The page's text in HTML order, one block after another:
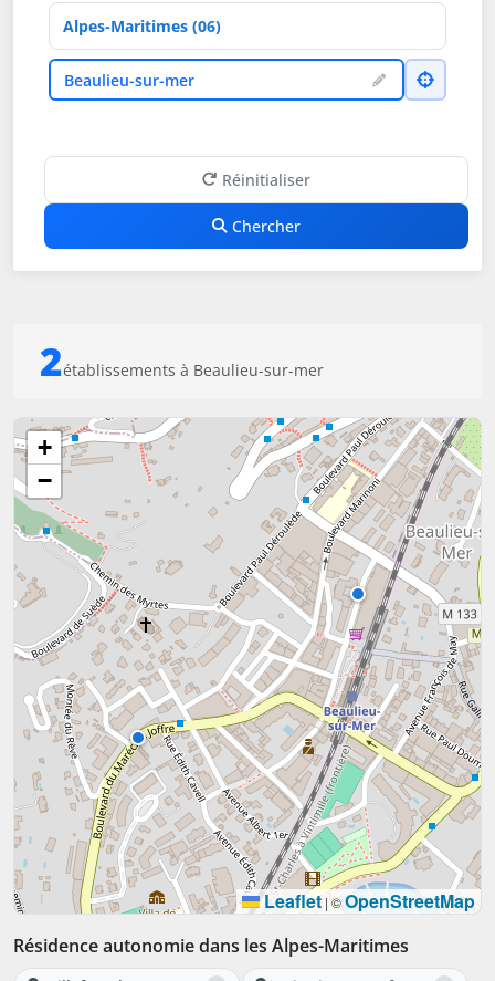
Département
VilleBeaulieu-sur-mer
Réinitialiser
Chercher
2établissements à Beaulieu-sur-mer
+
−
Leaflet | ©OpenStreetMap
Résidence autonomie dans les Alpes-Maritimes